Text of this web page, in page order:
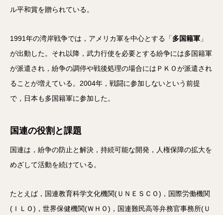
ル平和賞を贈られている。
1991年の湾岸戦争では，アメリカ軍を中心とする「多国籍軍 」
が出動した。それ以降，武力行使を必要とする紛争には多国籍軍
が派遣され，紛争の調停や戦後処理の場合にはＰＫＯが派遣され
ることが増えている。2004年，戦闘に参加しないという前提
で，日本も多国籍軍に参加した。
国連の役割と課題
国連は，紛争の防止と解決，持続可能な開発，人権保障の拡大を
めざして活動を続けている。
たとえば，国連教育科学文化機関(ＵＮＥＳＣＯ)，国際労働機関
(ＩＬＯ)，世界保健機関(ＷＨＯ)，国連難民高等弁務官事務所(Ｕ